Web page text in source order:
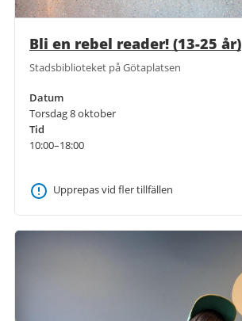
Bli en rebel reader! (13-25 år)
Stadsbiblioteket på Götaplatsen
Datum
Torsdag 8 oktober
Tid
10:00–18:00
Upprepas vid fler tillfällen